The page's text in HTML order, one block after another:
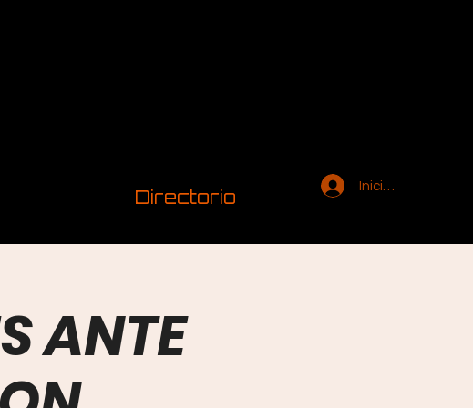
Directorio Iniciar sesión
ANTE